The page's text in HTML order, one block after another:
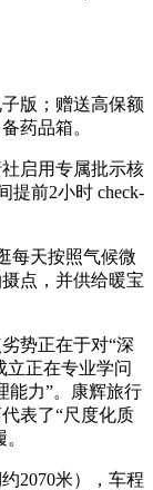
版；赠送高保额
药品箱。
启用专属批示核
提前2小时 check-
天按照气候微
点，并供给暖宝
势正在于对“深
立正在专业学问
能力”。康辉旅行
表了“尺度化质
2070米），车程